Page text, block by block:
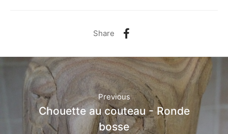
Share
Previous
Chouette au couteau - Ronde
bosse